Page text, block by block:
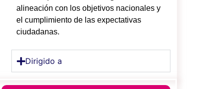
alineación con los objetivos nacionales y
el cumplimiento de las expectativas
ciudadanas.
Dirigido a